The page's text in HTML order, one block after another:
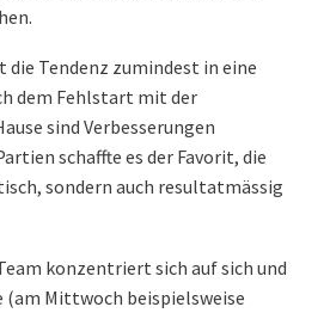
die Tendenz zumindest in eine
dem Fehlstart mit der
sind Verbesserungen
schaffte es der Favorit, die
sondern auch resultatmässig
konzentriert sich auf sich und
(am Mittwoch beispielsweise